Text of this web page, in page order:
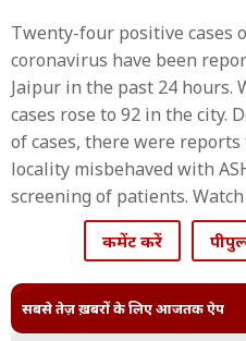
Twenty-four positive cases
coronavirus have been
Jaipur in the past 24
cases rose to 92 in the city.
of cases, there were
locality misbehaved with
screening of patients.
कमेंट करें
सबसे तेज़ ख़बरों के लिए आजतक ऐप